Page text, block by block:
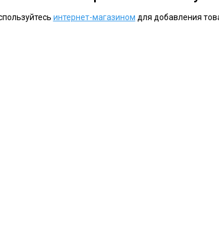
интернет-магазином для добавления